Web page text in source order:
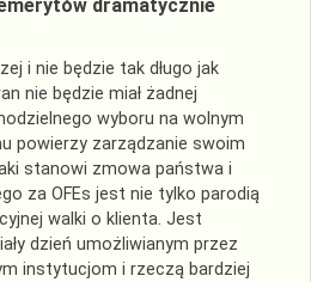
dramatycznie
i nie będzie tak długo jak
nie będzie miał żadnej
wyboru na wolnym
powierzy zarządzanie swoim
stanowi zmowa państwa i
za OFEs jest nie tylko parodią
walki o klienta. Jest
dzień umożliwianym przez
instytucjom i rzeczą bardziej